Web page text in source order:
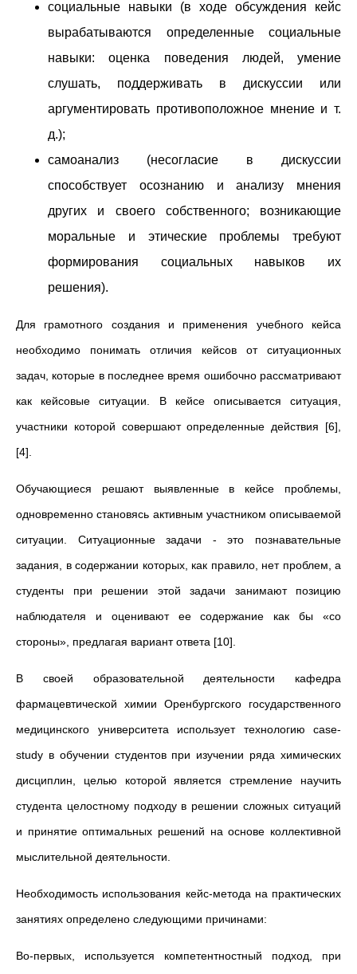
социальные навыки (в ходе обсуждения кейс
вырабатываются определенные социальные
навыки: оценка поведения людей, умение
слушать, поддерживать в дискуссии или
аргументировать противоположное мнение и т.
д.);
самоанализ (несогласие в дискуссии
способствует осознанию и анализу мнения
других и своего собственного; возникающие
моральные и этические проблемы требуют
формирования социальных навыков их
решения).
Для грамотного создания и применения учебного кейса
необходимо понимать отличия кейсов от ситуационных
задач, которые в последнее время ошибочно рассматривают
как кейсовые ситуации. В кейсе описывается ситуация,
участники которой совершают определенные действия [6],
[4].
Обучающиеся решают выявленные в кейсе проблемы,
одновременно становясь активным участником описываемой
ситуации. Ситуационные задачи - это познавательные
задания, в содержании которых, как правило, нет проблем, а
студенты при решении этой задачи занимают позицию
наблюдателя и оценивают ее содержание как бы «со
стороны», предлагая вариант ответа [10].
В своей образовательной деятельности кафедра
фармацевтической химии Оренбургского государственного
медицинского университета использует технологию case-
study в обучении студентов при изучении ряда химических
дисциплин, целью которой является стремление научить
студента целостному подходу в решении сложных ситуаций
и принятие оптимальных решений на основе коллективной
мыслительной деятельности.
Необходимость использования кейс-метода на практических
занятиях определено следующими причинами:
Во-первых, используется компетентностный подход, при